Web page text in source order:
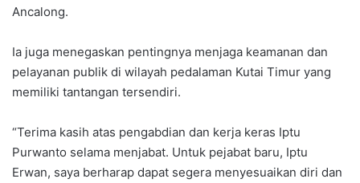
Ancalong.
Ia juga menegaskan pentingnya menjaga keamanan dan
pelayanan publik di wilayah pedalaman Kutai Timur yang
memiliki tantangan tersendiri.
“Terima kasih atas pengabdian dan kerja keras Iptu
Purwanto selama menjabat. Untuk pejabat baru, Iptu
Erwan, saya berharap dapat segera menyesuaikan diri dan